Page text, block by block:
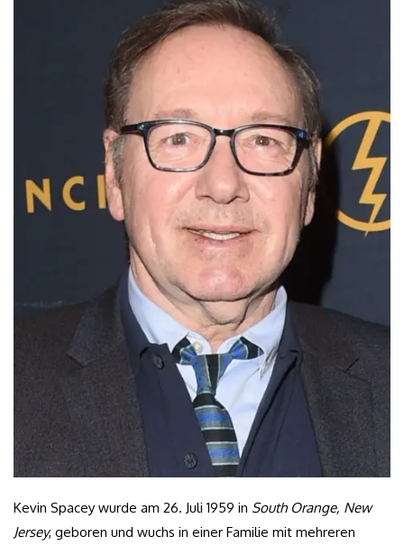
Kevin Spacey wurde am 26. Juli 1959 in South Orange, New
Jersey, geboren und wuchs in einer Familie mit mehreren